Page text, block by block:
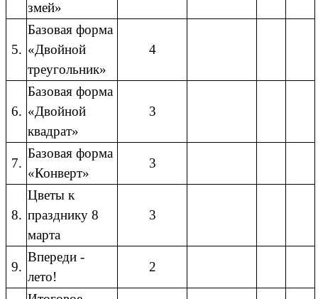
змей»
5.
Базовая форма
«Двойной
треугольник»
4
6.
Базовая форма
«Двойной
квадрат»
3
7.
Базовая форма
«Конверт»
3
8.
Цветы к
празднику 8
марта
3
9.
Впереди -
лето!
2